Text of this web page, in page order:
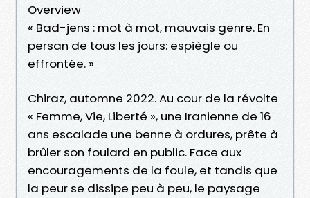
Overview
« Bad-jens : mot à mot, mauvais genre. En
persan de tous les jours: espiègle ou
effrontée. »
Chiraz, automne 2022. Au cour de la révolte
« Femme, Vie, Liberté », une Iranienne de 16
ans escalade une benne à ordures, prête à
brûler son foulard en public. Face aux
encouragements de la foule, et tandis que
la peur se dissipe peu à peu, le paysage